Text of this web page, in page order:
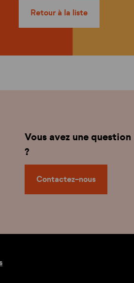
Retour à la liste
Vous avez une question
?
Contactez-nous